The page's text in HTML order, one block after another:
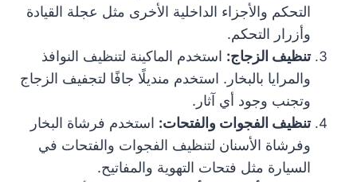
التحكم والأجزاء الداخلية الأخرى مثل عجلة القيادة
وأزرار التحكم.
تنظيف الزجاج: استخدم الماكينة لتنظيف النوافذ
والمرايا بالبخار. استخدم منديلًا جافًا لتجفيف الزجاج
وتجنب وجود أي آثار.
تنظيف الفجوات والفتحات: استخدم فرشاة البخار
وفرشاة الأسنان لتنظيف الفجوات والفتحات في
السيارة مثل فتحات التهوية والمفاتيح.